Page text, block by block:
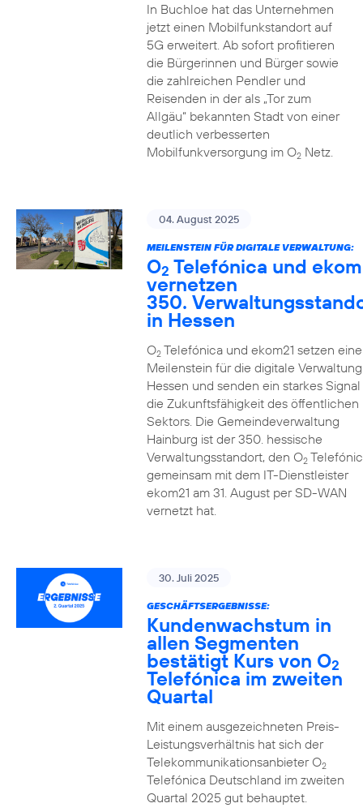
In Buchloe hat das Unternehmen
jetzt einen Mobilfunkstandort auf
5G erweitert. Ab sofort profitieren
die Bürgerinnen und Bürger sowie
die zahlreichen Pendler und
Reisenden in der als „Tor zum
Allgäu“ bekannten Stadt von einer
deutlich verbesserten
Mobilfunkversorgung im O2Netz.
04. August 2025
MEILENSTEIN FÜR DIGITALE VERWALTUNG:
O2 Telefónica und
vernetzen
350.
in Hessen
O2Telefónica und ekom21 setzen
Meilenstein für die digitale
Hessen und senden ein starkes
die Zukunftsfähigkeit des öffentlichen
Sektors. Die Gemeindeverwaltung
Hainburg ist der 350. hessische
Verwaltungsstandort, den O2
gemeinsam mit dem IT-Dienstleister
ekom21 am 31. August per SD-WAN
vernetzt hat.
30. Juli 2025
GESCHÄFTSERGEBNISSE:
Kundenwachstum in
allen Segmenten
bestätigt Kurs von O2
Telefónica im zweiten
Quartal
Mit einem ausgezeichneten Preis-
Leistungsverhältnis hat sich der
Telekommunikationsanbieter O2
Telefónica Deutschland im zweiten
Quartal 2025 gut behauptet.